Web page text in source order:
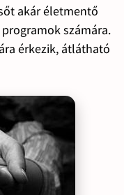
akár életmentő
számára.
érkezik, átlátható